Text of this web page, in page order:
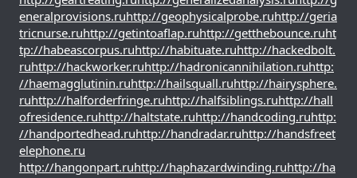
eneralprovisions.ruhttp://geophysicalprobe.ruhttp://geria
tricnurse.ruhttp://getintoaflap.ruhttp://getthebounce.ruht
tp://habeascorpus.ruhttp://habituate.ruhttp://hackedbolt.
ruhttp://hackworker.ruhttp://hadronicannihilation.ruhttp:
//haemagglutinin.ruhttp://hailsquall.ruhttp://hairysphere.
ruhttp://halforderfringe.ruhttp://halfsiblings.ruhttp://hall
ofresidence.ruhttp://haltstate.ruhttp://handcoding.ruhttp:
//handportedhead.ruhttp://handradar.ruhttp://handsfreet
elephone.ru
http://hangonpart.ruhttp://haphazardwinding.ruhttp://ha